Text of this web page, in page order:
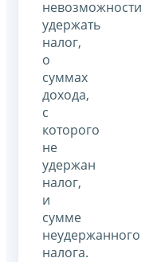
невозможности
удержать
налог,
о
суммах
дохода,
с
которого
не
удержан
налог,
и
сумме
неудержанного
налога.